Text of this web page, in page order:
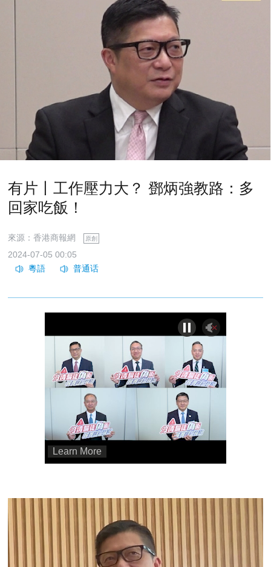
有片丨工作壓力大？ 鄧炳強教路：多
回家吃飯！
來源：香港商報網 原創
2024-07-05 00:05